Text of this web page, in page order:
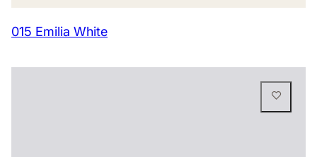
015 Emilia White